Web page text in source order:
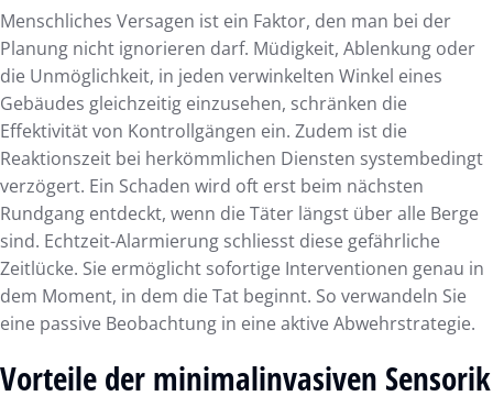
Menschliches Versagen ist ein Faktor, den man bei der
Planung nicht ignorieren darf. Müdigkeit, Ablenkung oder
die Unmöglichkeit, in jeden verwinkelten Winkel eines
Gebäudes gleichzeitig einzusehen, schränken die
Effektivität von Kontrollgängen ein. Zudem ist die
Reaktionszeit bei herkömmlichen Diensten systembedingt
verzögert. Ein Schaden wird oft erst beim nächsten
Rundgang entdeckt, wenn die Täter längst über alle Berge
sind. Echtzeit-Alarmierung schliesst diese gefährliche
Zeitlücke. Sie ermöglicht sofortige Interventionen genau in
dem Moment, in dem die Tat beginnt. So verwandeln Sie
eine passive Beobachtung in eine aktive Abwehrstrategie.
Vorteile der minimalinvasiven Sensorik